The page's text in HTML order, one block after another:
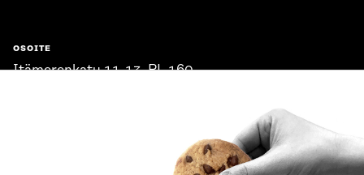
OSOITE
Itämerenkatu 11-13, PL 160,